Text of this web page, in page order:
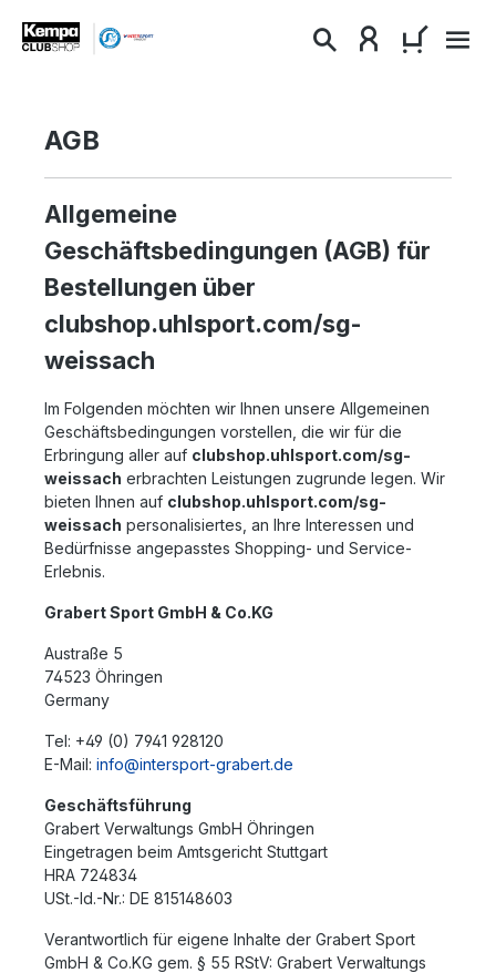
springen
AGB
Allgemeine
Geschäftsbedingungen (AGB) für
Bestellungen über
clubshop.uhlsport.com/sg-
weissach
Im Folgenden möchten wir Ihnen unsere Allgemeinen
Geschäftsbedingungen vorstellen, die wir für die
Erbringung aller auf clubshop.uhlsport.com/sg-
weissach erbrachten Leistungen zugrunde legen. Wir
bieten Ihnen auf clubshop.uhlsport.com/sg-
weissach personalisiertes, an Ihre Interessen und
Bedürfnisse angepasstes Shopping- und Service-
Erlebnis.
Grabert Sport GmbH & Co.KG
Austraße 5
74523 Öhringen
Germany
Tel: +49 (0) 7941 928120
E-Mail: info@intersport-grabert.de
Geschäftsführung
Grabert Verwaltungs GmbH Öhringen
Eingetragen beim Amtsgericht Stuttgart
HRA 724834
USt.-Id.-Nr.: DE 815148603
Verantwortlich für eigene Inhalte der Grabert Sport
GmbH & Co.KG gem. § 55 RStV: Grabert Verwaltungs